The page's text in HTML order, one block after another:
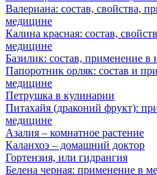
Валериана: состав, свойства,
медицине
Калина красная: состав,
медицине
Базилик: состав, применение
Папоротник орляк: состав и
медицине
Петрушка в кулинарии
Питахайя (драконий фрукт):
медицине
Азалия – комнатное растение
Каланхоэ – домашний доктор
Гортензия, или гидрангия
Белена черная: применение в